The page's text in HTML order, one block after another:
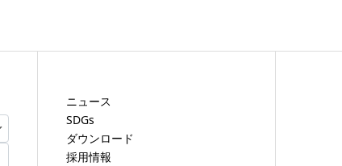
ニュース
SDGs
ダウンロード
採用情報